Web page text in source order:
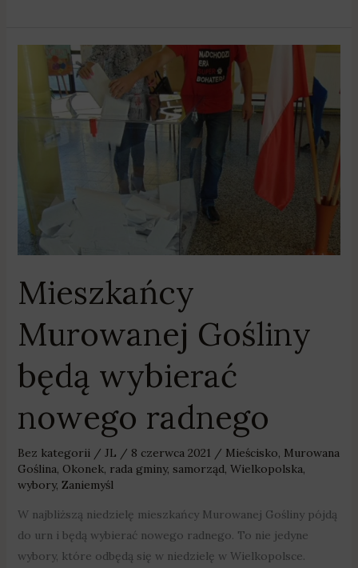
Mieszkańcy
Murowanej Gośliny
będą wybierać
nowego radnego
Bez kategorii/ JL / 8 czerwca 2021 / Mieścisko, Murowana
Goślina, Okonek, rada gminy, samorząd, Wielkopolska,
wybory, Zaniemyśl
W najbliższą niedzielę mieszkańcy Murowanej Gośliny pójdą
do urn i będą wybierać nowego radnego. To nie jedyne
wybory, które odbędą się w niedzielę w Wielkopolsce.
Mieszkańcy
Murowanej
Gośliny
będą
wybierać
nowego